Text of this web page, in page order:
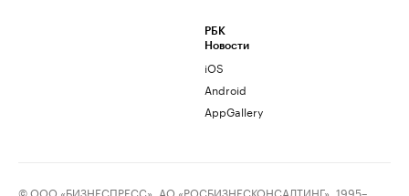
РБК
Новости
iOS
Android
AppGallery
© ООО «БИЗНЕСПРЕСС», АО «РОСБИЗНЕСКОНСАЛТИНГ», 1995–